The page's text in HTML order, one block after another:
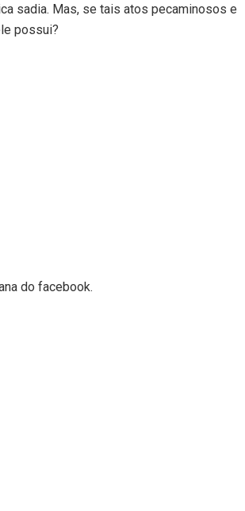
sadia. Mas, se tais atos pecaminosos e
possui?
do facebook.